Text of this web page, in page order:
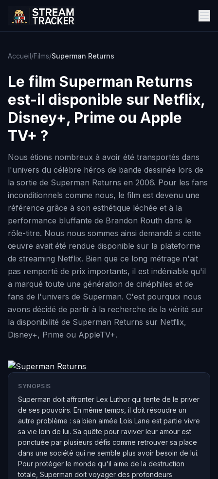
Accueil/Films/Superman Returns
Le film Superman Returns
est-il disponible sur Netflix,
Disney+, Prime ou Apple
TV+ ?
Nous étions nombreux à avoir été transportés dans
l'univers du célèbre héros de bande dessinée lors de
la sortie de Superman Returns en 2006. Pour les fans
inconditionnels comme nous, le film est devenu une
référence grâce à son esthétique léchée et à la
performance bluffante de Brandon Routh dans le
rôle-titre. Nous nous sommes ainsi demandé si cette
œuvre avait été rendue disponible sur la plateforme
de streaming Netflix. Bien que ce long métrage n'ait
pas remporté de prix importants, il est indéniable qu'il
a marqué toute une génération de cinéphiles et de
fans de l'univers de Superman. C'est pourquoi nous
avons décidé de partir à la recherche de la vérité sur
la disponibilité de Superman Returns sur Netflix,
Disney+, Prime ou AppleTV+.
SYNOPSIS
Superman doit affronter Lex Luthor qui tente de le priver
de ses pouvoirs. En même temps, il doit résoudre un
autre problème : sa bien aimée Lois Lane est partie vivre
sa vie loin de lui. Sa quête pour raviver leur amour est
ponctuée par plusieurs défis comme retrouver sa place
dans une société qui ne semble plus avoir besoin de lui.
Pour protéger le monde qu'il aime de la destruction
totale, Superman doit voyager des profondeurs